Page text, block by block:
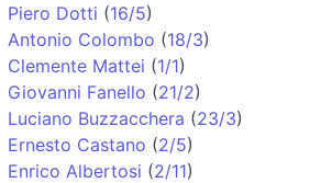
Piero Dotti (16/5)
Antonio Colombo (18/3)
Clemente Mattei (1/1)
Giovanni Fanello (21/2)
Luciano Buzzacchera (23/3)
Ernesto Castano (2/5)
Enrico Albertosi (2/11)